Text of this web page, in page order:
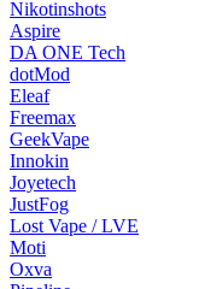
Nikotinshots
Aspire
DA ONE Tech
dotMod
Eleaf
Freemax
GeekVape
Innokin
Joyetech
JustFog
Lost Vape / LVE
Moti
Oxva